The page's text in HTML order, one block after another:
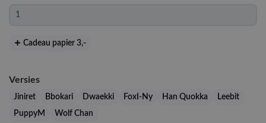
Cadeau papier 3,-
Versies
Jiniret Bbokari Dwaekki FoxI-Ny Han Quokka
Leebit
PuppyM
Wolf Chan